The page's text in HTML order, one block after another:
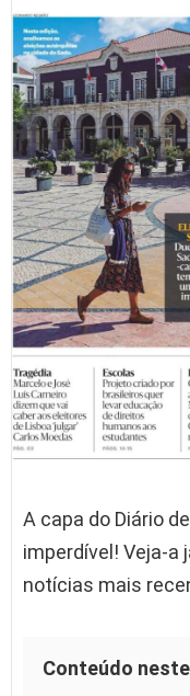
A capa do Diário
imperdível! Veja-a
notícias mais
Conteúdo